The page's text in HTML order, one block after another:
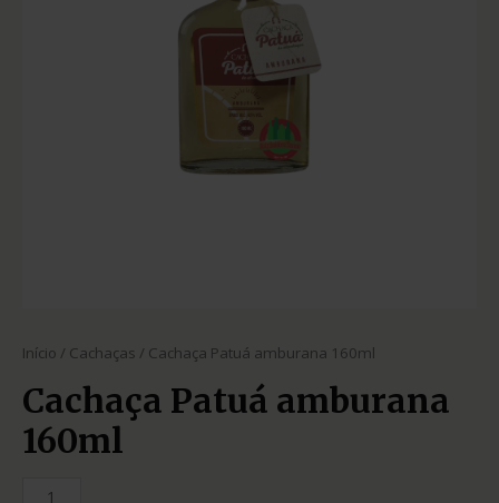
Início / Cachaças / Cachaça Patuá amburana 160ml
Cachaça Patuá amburana
160ml